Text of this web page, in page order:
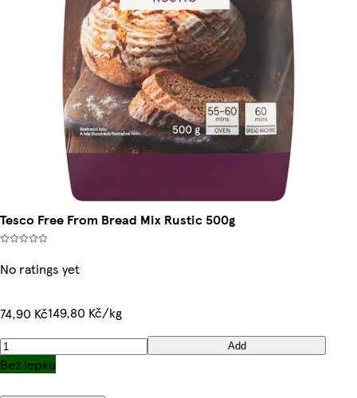
Tesco Free From Bread Mix Rustic 500g
No ratings yet
74,90 Kč149,80 Kč/kg
Add
Bez lepku